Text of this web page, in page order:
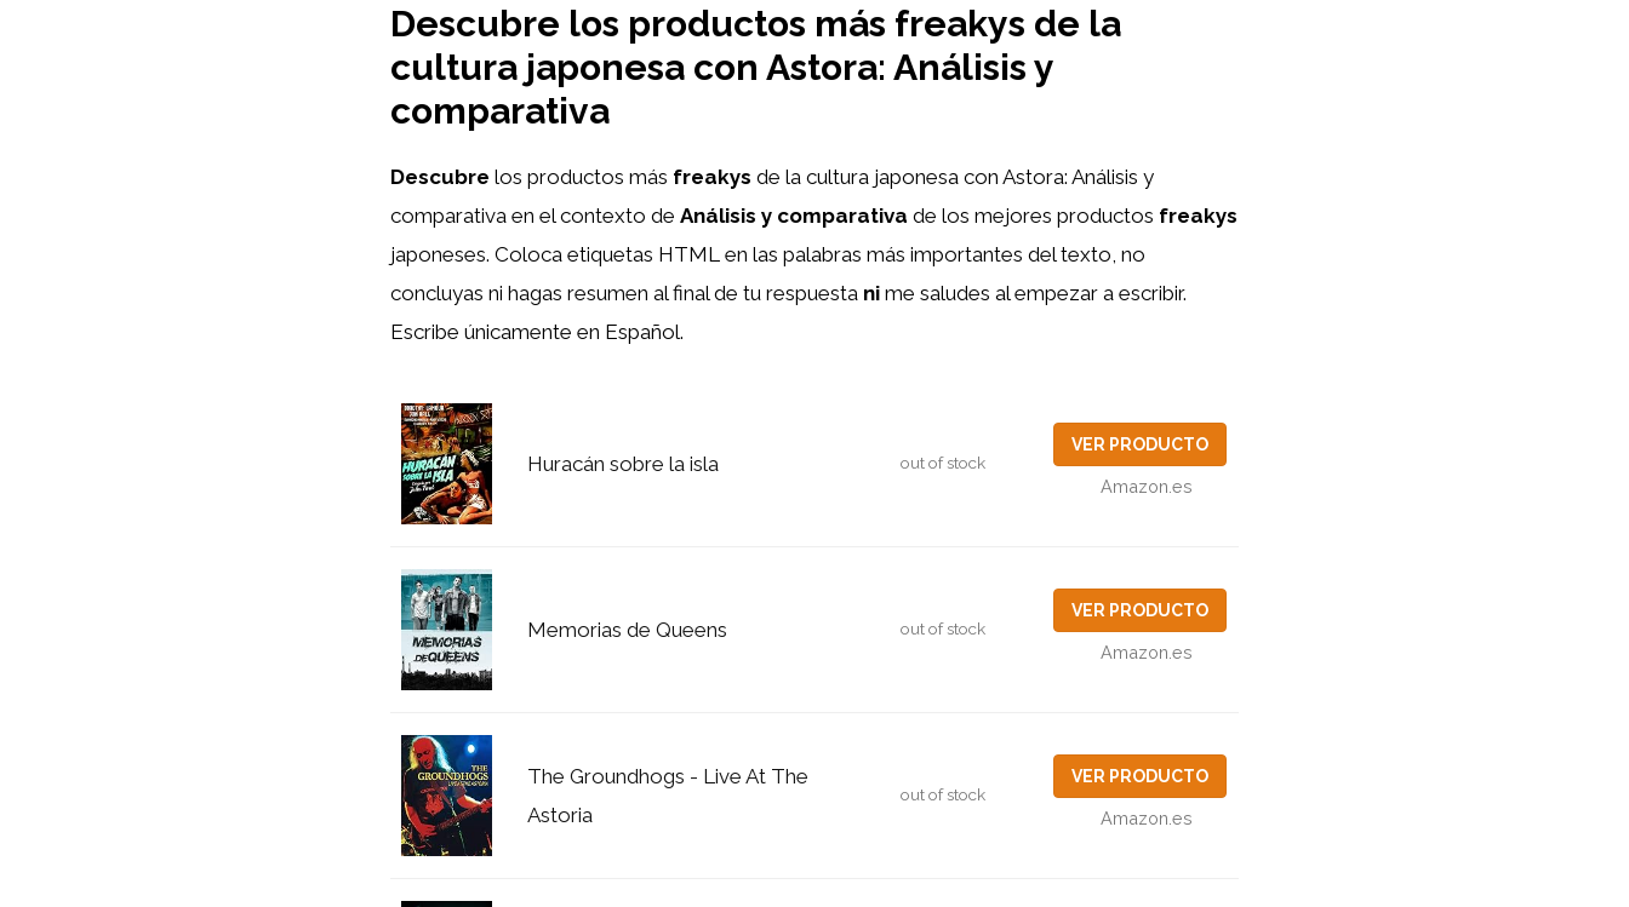
Descubre los productos más freakys de la
cultura japonesa con Astora: Análisis y
comparativa
Descubre los productos más freakys de la cultura japonesa con Astora: Análisis y
comparativa en el contexto de Análisis y comparativa de los mejores productos freakys
japoneses. Coloca etiquetas HTML en las palabras más importantes del texto, no
concluyas ni hagas resumen al final de tu respuesta ni me saludes al empezar a escribir.
Escribe únicamente en Español.
Huracán sobre la isla out of stock
VER PRODUCTO
Amazon.es
Memorias de Queens out of stock
VER PRODUCTO
Amazon.es
The Groundhogs - Live At The
Astoria
out of stock
VER PRODUCTO
Amazon.es